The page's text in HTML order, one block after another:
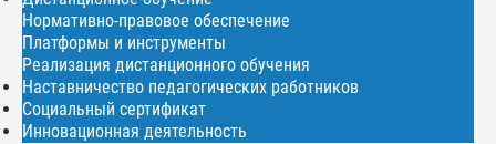
Нормативно-правовое обеспечение
Платформы и инструменты
Реализация дистанционного обучения
Наставничество педагогических работников
Социальный сертификат
Инновационная деятельность